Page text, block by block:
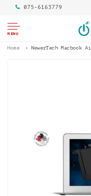
075-6163779
MENU
Home NewerTech